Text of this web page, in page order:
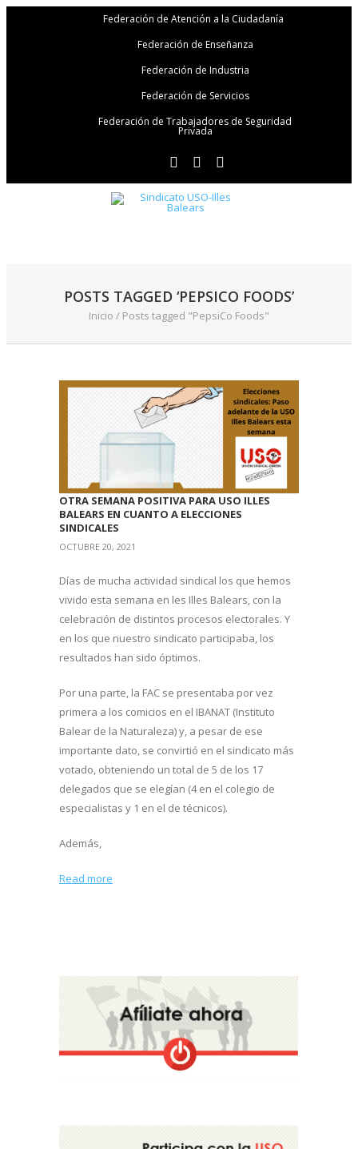
Federación de Atención a la Ciudadanía
Federación de Enseñanza
Federación de Industria
Federación de Servicios
Federación de Trabajadores de Seguridad
Privada
POSTS TAGGED ‘PEPSICO FOODS’
Inicio / Posts tagged "PepsiCo Foods"
OTRA SEMANA POSITIVA PARA USO ILLES
BALEARS EN CUANTO A ELECCIONES
SINDICALES
OCTUBRE 20, 2021
Días de mucha actividad sindical los que hemos
vivido esta semana en les Illes Balears, con la
celebración de distintos procesos electorales. Y
en los que nuestro sindicato participaba, los
resultados han sido óptimos.
Por una parte, la FAC se presentaba por vez
primera a los comicios en el IBANAT (Instituto
Balear de la Naturaleza) y, a pesar de ese
importante dato, se convirtió en el sindicato más
votado, obteniendo un total de 5 de los 17
delegados que se elegían (4 en el colegio de
especialistas y 1 en el de técnicos).
Además,
Read more